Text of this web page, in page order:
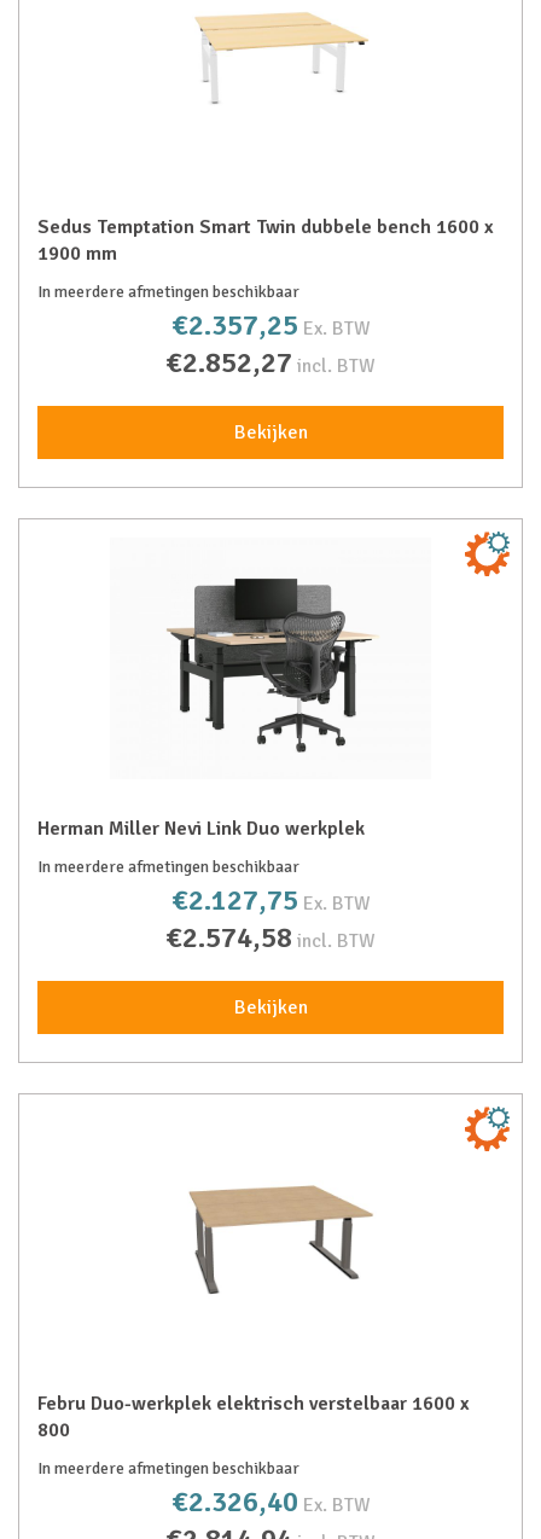
Sedus Temptation Smart Twin dubbele bench 1600 x
1900 mm
In meerdere afmetingen beschikbaar
€2.357,25 Ex. BTW
€2.852,27 incl. BTW
Bekijken
Herman Miller Nevi Link Duo werkplek
In meerdere afmetingen beschikbaar
€2.127,75 Ex. BTW
€2.574,58 incl. BTW
Bekijken
Febru Duo-werkplek elektrisch verstelbaar 1600 x
800
In meerdere afmetingen beschikbaar
€2.326,40 Ex. BTW